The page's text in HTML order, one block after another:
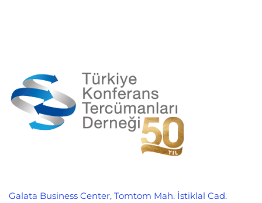
Galata Business Center, Tomtom Mah. İstiklal Cad.